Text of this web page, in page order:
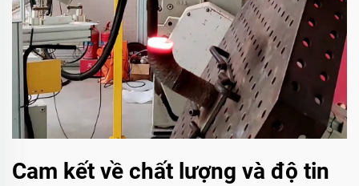
Cam kết về chất lượng và độ tin